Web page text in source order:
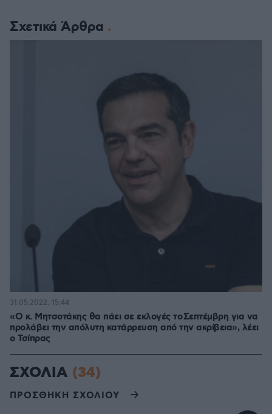
Σχετικά Άρθρα
«Ο κ. Μητσοτάκης θα πάει σε εκλογές το Σεπτέμβρη για να
προλάβει την απόλυτη κατάρρευση από την ακρίβεια», λέει
ο Τσίπρας
31.05.2022, 15:44
ΣΧΟΛΙΑ (34)
ΠΡΟΣΘΗΚΗ ΣΧΟΛΙΟΥ